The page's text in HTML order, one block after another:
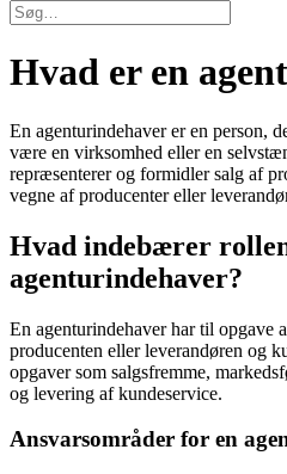
Hvad er en
En agenturindehaver er en person,
være en virksomhed eller en
repræsenterer og formidler salg af
vegne af producenter eller
Hvad indebærer
agenturindehaver?
En agenturindehaver har til opgave
producenten eller leverandøren og
opgaver som salgsfremme,
og levering af kundeservice.
Ansvarsområder for en